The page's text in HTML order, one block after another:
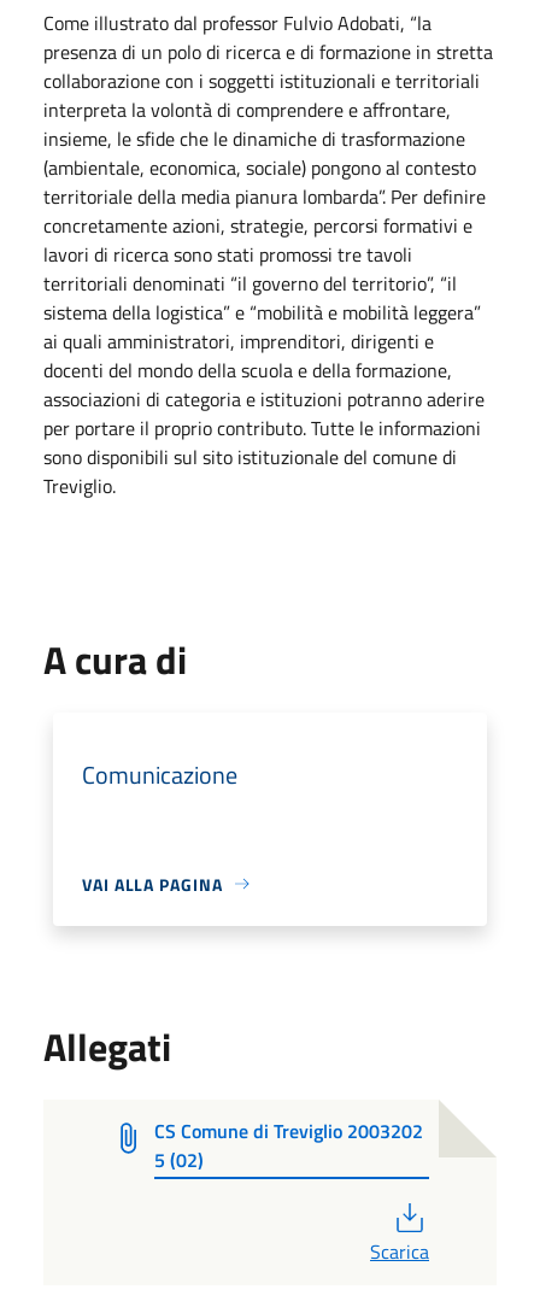
Come illustrato dal professor Fulvio Adobati, “la
presenza di un polo di ricerca e di formazione in stretta
collaborazione con i soggetti istituzionali e territoriali
interpreta la volontà di comprendere e affrontare,
insieme, le sfide che le dinamiche di trasformazione
(ambientale, economica, sociale) pongono al contesto
territoriale della media pianura lombarda”. Per definire
concretamente azioni, strategie, percorsi formativi e
lavori di ricerca sono stati promossi tre tavoli
territoriali denominati “il governo del territorio”, “il
sistema della logistica” e “mobilità e mobilità leggera”
ai quali amministratori, imprenditori, dirigenti e
docenti del mondo della scuola e della formazione,
associazioni di categoria e istituzioni potranno aderire
per portare il proprio contributo. Tutte le informazioni
sono disponibili sul sito istituzionale del comune di
Treviglio.
A cura di
Comunicazione
VAI ALLA PAGINA
Allegati
CS Comune di Treviglio 2003202
5 (02)
Scarica